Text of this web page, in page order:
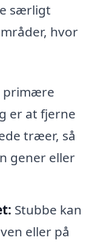
særligt
hvor
primære
er at fjerne
træer, så
gener eller
Stubbe kan
eller på